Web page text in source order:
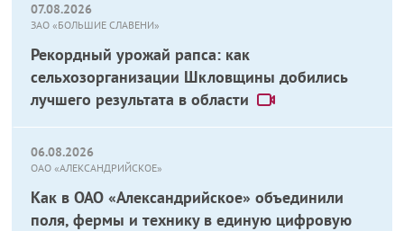
07.08.2026
ЗАО «БОЛЬШИЕ СЛАВЕНИ»
Рекордный урожай рапса: как
сельхозорганизации Шкловщины добились
лучшего результата в области
06.08.2026
ОАО «АЛЕКСАНДРИЙСКОЕ»
Как в ОАО «Александрийское» объединили
поля, фермы и технику в единую цифровую